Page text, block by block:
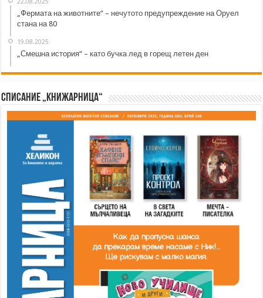
„Фермата на животните“ – нечутото предупреждение на Оруел
стана на 80
19.08.2025
„Смешна история“ – като бучка лед в горещ летен ден
Списание „Книжарница“